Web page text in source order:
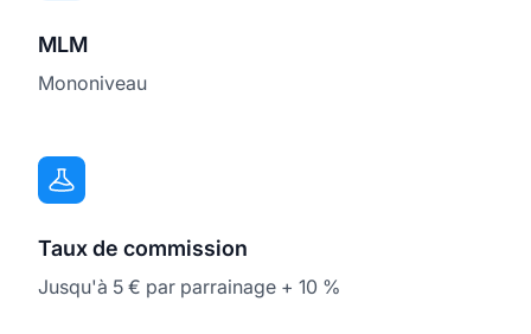
MLM
Mononiveau
Taux de commission
Jusqu'à 5 € par parrainage + 10 %